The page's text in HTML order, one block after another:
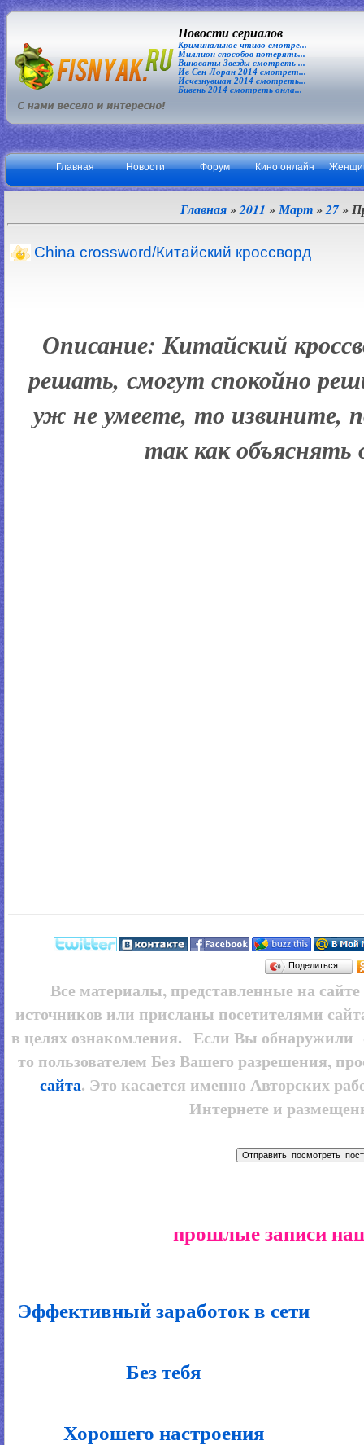
Новости сериалов
Криминальное чтиво смотре...
Миллион способов потерять...
Виноваты Звезды смотреть ...
Ив Сен-Лоран 2014 смотрет...
Исчезнувшая 2014 смотреть...
Бивень 2014 смотреть онла...
Главная Новости Форум Кино онлайн
Главная»2011 » Март » 27»
China crossword/Китайский кроссворд
Описание: Китайский
решать, смогут спокойно
уж не умеете, то извините,
так как объяснять
Поделиться…
Все материалы, представленные на сайте
источников или присланы посетителями
в целях ознакомления. Если Вы
то пользователем Без Вашего разрешения,
сайта. Это касается именно Авторских
Интернете и
прошлые записи
Эффективный заработок в сети
Без тебя
Хорошего настроения